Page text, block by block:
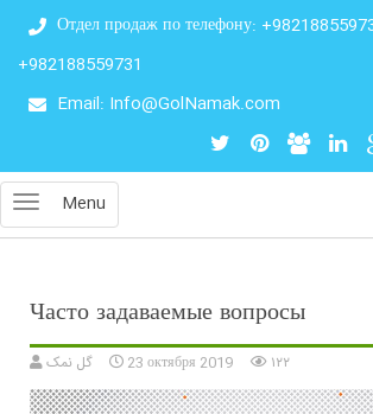
Отдел продаж по телефону:
+982188559731
Email: Info@GolNamak.com
Menu
Часто задаваемые вопросы
گل نمک 23 октября 2019 ۱۲۲